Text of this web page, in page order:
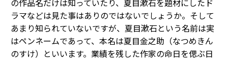
の作品名だけは知っていたり、夏目漱石を題材にしたド
ラマなどは見た事はありのではないでしょうか。そして
あまり知られていないですが、夏目漱石という名前は実
はペンネームであって、本名は夏目金之助（なつめきん
のすけ）といいます。業績を残した作家の命日を偲ぶ日